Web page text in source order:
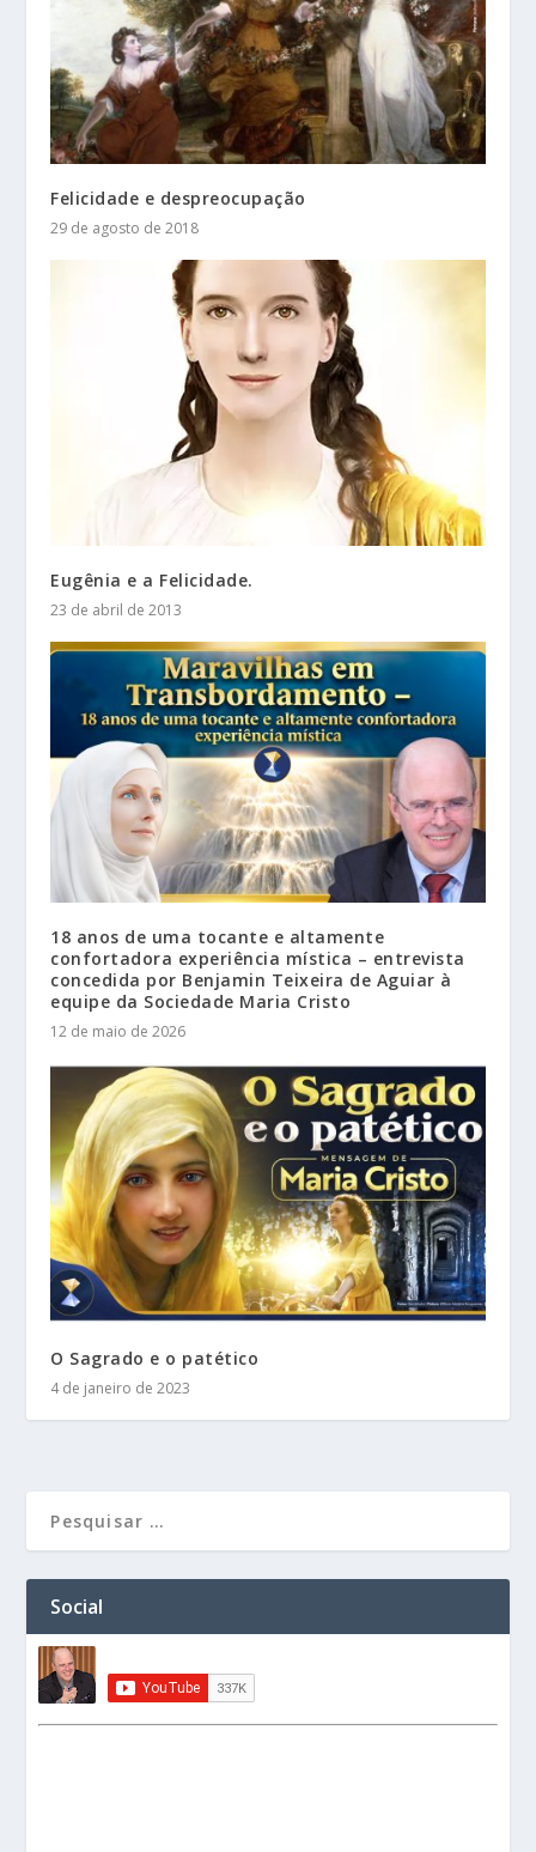
Felicidade e despreocupação
29 de agosto de 2018
Eugênia e a Felicidade.
23 de abril de 2013
18 anos de uma tocante e altamente
confortadora experiência mística – entrevista
concedida por Benjamin Teixeira de Aguiar à
equipe da Sociedade Maria Cristo
12 de maio de 2026
O Sagrado e o patético
4 de janeiro de 2023
Social